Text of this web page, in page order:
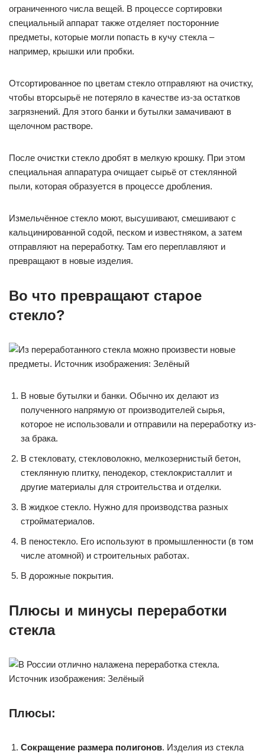
ограниченного числа вещей. В процессе сортировки
специальный аппарат также отделяет посторонние
предметы, которые могли попасть в кучу стекла –
например, крышки или пробки.
Отсортированное по цветам стекло отправляют на очистку,
чтобы вторсырьё не потеряло в качестве из-за остатков
загрязнений. Для этого банки и бутылки замачивают в
щелочном растворе.
После очистки стекло дробят в мелкую крошку. При этом
специальная аппаратура очищает сырьё от стеклянной
пыли, которая образуется в процессе дробления.
Измельчённое стекло моют, высушивают, смешивают с
кальцинированной содой, песком и известняком, а затем
отправляют на переработку. Там его переплавляют и
превращают в новые изделия.
Во что превращают старое
стекло?
В новые бутылки и банки. Обычно их делают из
полученного напрямую от производителей сырья,
которое не использовали и отправили на переработку из-
за брака.
В стекловату, стекловолокно, мелкозернистый бетон,
стеклянную плитку, пенодекор, стеклокристаллит и
другие материалы для строительства и отделки.
В жидкое стекло. Нужно для производства разных
стройматериалов.
В пеностекло. Его используют в промышленности (в том
числе атомной) и строительных работах.
В дорожные покрытия.
Плюсы и минусы переработки
стекла
Плюсы:
Сокращение размера полигонов. Изделия из стекла